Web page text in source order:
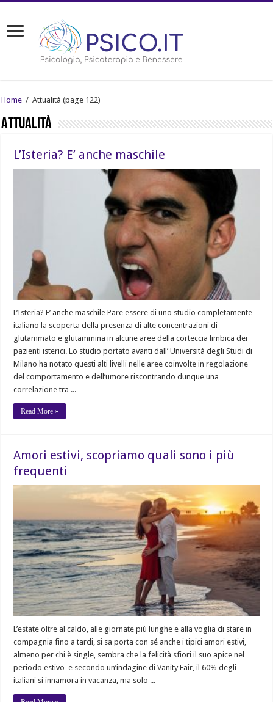
Home / Attualità (page 122)
Attualità
L’Isteria? E’ anche maschile
L’Isteria? E’ anche maschile Pare essere di uno studio completamente
italiano la scoperta della presenza di alte concentrazioni di
glutammato e glutammina in alcune aree della corteccia limbica dei
pazienti isterici. Lo studio portato avanti dall’ Università degli Studi di
Milano ha notato questi alti livelli nelle aree coinvolte in regolazione
del comportamento e dell’umore riscontrando dunque una
correlazione tra ...
Read More »
Amori estivi, scopriamo quali sono i più
frequenti
L’estate oltre al caldo, alle giornate più lunghe e alla voglia di stare in
compagnia fino a tardi, si sa porta con sé anche i tipici amori estivi,
almeno per chi è single, sembra che la felicità sfiori il suo apice nel
periodo estivo e secondo un’indagine di Vanity Fair, il 60% degli
italiani si innamora in vacanza, ma solo ...